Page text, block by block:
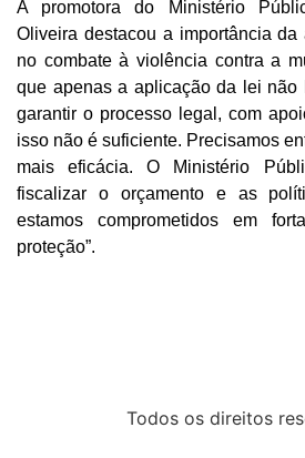
A promotora do Ministério
Oliveira destacou a importância
no combate à violência contra a
que apenas a aplicação da lei não
garantir o processo legal, com
isso não é suficiente. Precisamos
mais eficácia. O Ministério
fiscalizar o orçamento e as
estamos comprometidos em
proteção”.
Todos os direitos